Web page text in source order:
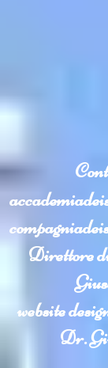
Direttore
website
Dr.